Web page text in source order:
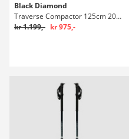
Black Diamond
Traverse Compactor 125cm 2027 Teleskopstave
kr 1.199,- kr 975,-